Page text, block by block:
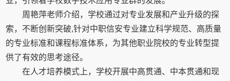
周艳萍老师介绍，学校通过对专业发展和产业升级的探
索，不断创新突破,针对中职信安专业建立科学规范、高质量
的专业标准和课程标准体系，为其他职业院校的专业转型提
供了有效的思考途径。
在人才培养模式上，学校开展中高贯通、中本贯通和现